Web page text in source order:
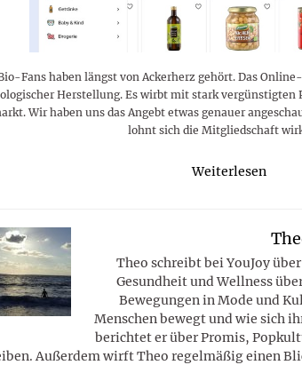
und
2026
Fans haben längst von Ackerherz gehört. Das
Herstellung. Es wirbt mit stark vergünstigten
Wir haben uns das Angebt etwas genauer
lohnt sich die Mitgliedschaft
Weiterlesen
Theo schreibt bei YouJoy
Gesundheit und Wellness
Bewegungen in Mode und
Menschen bewegt und wie sich
berichtet er über Promis,
Außerdem wirft Theo regelmäßig einen